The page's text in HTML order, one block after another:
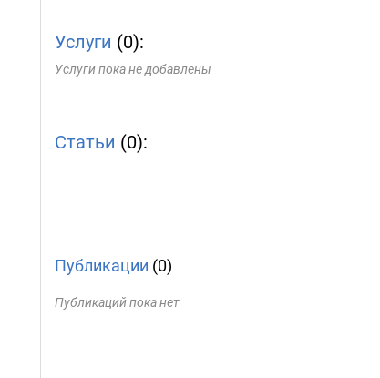
Услуги (0):
Услуги пока не добавлены
Статьи (0):
Публикации (0)
Публикаций пока нет